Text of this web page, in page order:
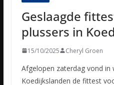
Geslaagde
plussers in
15/10/2025 Cheryl Groen
Afgelopen zaterdag vond in
Koedijkslanden de fittest